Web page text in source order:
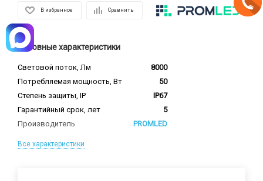
В избранное Сравнить
Основные характеристики
Световой поток, Лм
8000
Потребляемая мощность, Вт
50
Степень защиты, IP
IP67
Гарантийный срок, лет
5
Производитель
PROMLED
Все характеристики